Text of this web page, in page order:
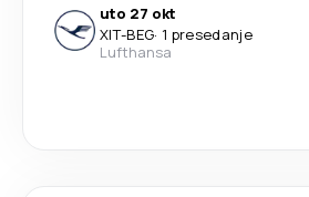
uto 27 okt
XIT-BEG· 1 presedanje
Lufthansa